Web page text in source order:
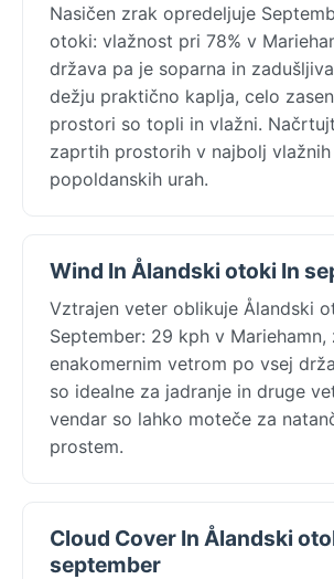
Nasičen zrak opredeljuje
otoki: vlažnost pri 78% v
država pa je soparna in
dežju praktično kaplja, celo
prostori so topli in vlažni.
zaprtih prostorih v najbolj vlažnih
popoldanskih urah.
Wind In Ålandski otoki In
Vztrajen veter oblikuje Ålandski
September: 29 kph v Mariehamn,
enakomernim vetrom po vsej
so idealne za jadranje in druge
vendar so lahko moteče za
prostem.
Cloud Cover In Ålandski
september